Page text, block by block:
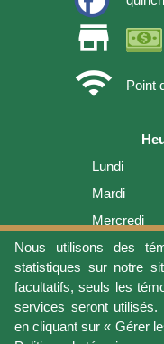
Nous utilisons des
statistiques sur notre
facultatifs, seuls les
services seront utilisés.
en cliquant sur « Gérer
store
wifi
Point
Lundi
Mardi
Mercredi
Jeudi
Vendredi
Samedi
Dimanche